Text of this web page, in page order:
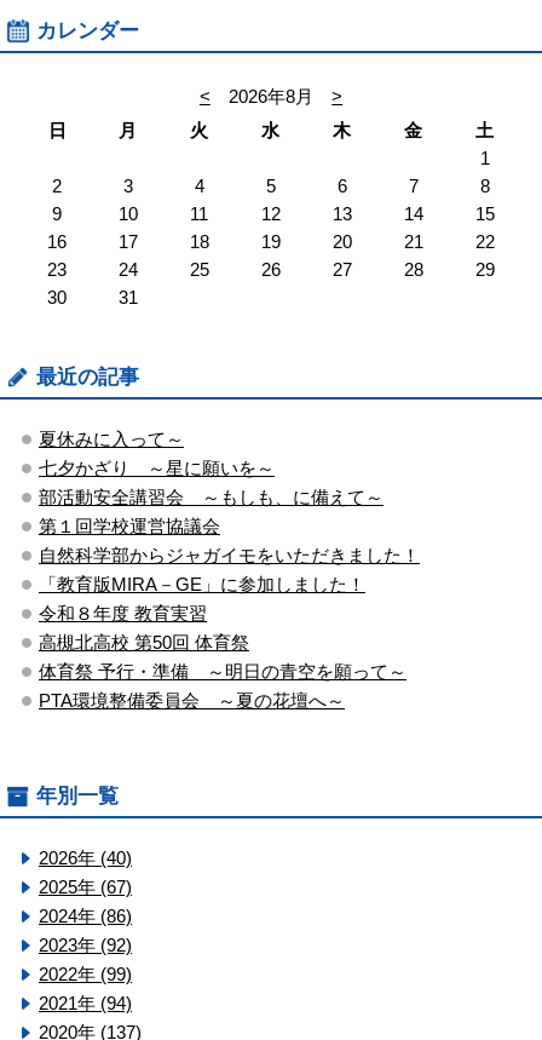
カレンダー
< 2026年8月
>
日
月 火 水 木 金
土
1
2
3 4 5 6 7
8
9
10 11 12 13 14
15
16
17 18 19 20 21
22
23
24 25 26 27 28
29
30
31
最近の記事
夏休みに入って～
七夕かざり ～星に願いを～
部活動安全講習会 ～もしも、に備えて～
第１回学校運営協議会
自然科学部からジャガイモをいただきました！
「教育版MIRA－GE」に参加しました！
令和８年度 教育実習
高槻北高校 第50回 体育祭
体育祭 予行・準備 ～明日の青空を願って～
PTA環境整備委員会 ～夏の花壇へ～
年別一覧
2026年 (40)
2025年 (67)
2024年 (86)
2023年 (92)
2022年 (99)
2021年 (94)
2020年 (137)